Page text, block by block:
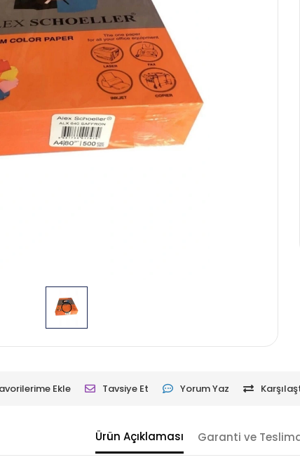
Ekle Tavsiye Et Yorum Yaz
Ürün Açıklaması Garanti ve